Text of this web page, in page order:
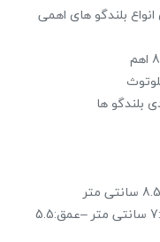
راه اندازی انواع بلندگو های اهمی
- ابعاد گردبر : -عرض:14.5 سانتی متر –ارتفاع:7 سانتی متر –عمق:5.5